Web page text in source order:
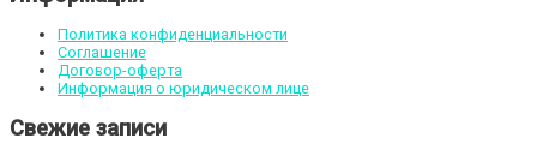
Политика конфиденциальности
Соглашение
Договор-оферта
Информация о юридическом лице
Свежие записи